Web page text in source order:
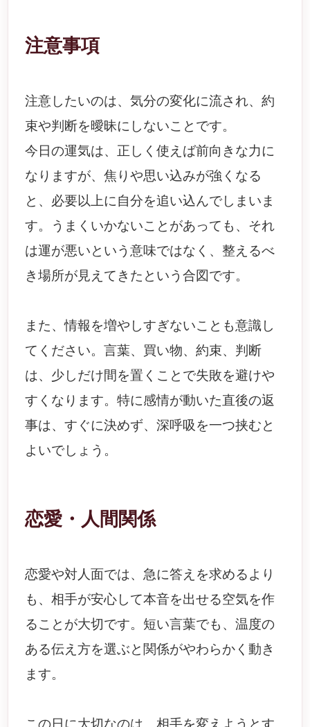
注意事項
注意したいのは、気分の変化に流され、約
束や判断を曖昧にしないことです。
今日の運気は、正しく使えば前向きな力に
なりますが、焦りや思い込みが強くなる
と、必要以上に自分を追い込んでしまいま
す。うまくいかないことがあっても、それ
は運が悪いという意味ではなく、整えるべ
き場所が見えてきたという合図です。
また、情報を増やしすぎないことも意識し
てください。言葉、買い物、約束、判断
は、少しだけ間を置くことで失敗を避けや
すくなります。特に感情が動いた直後の返
事は、すぐに決めず、深呼吸を一つ挟むと
よいでしょう。
恋愛・人間関係
恋愛や対人面では、急に答えを求めるより
も、相手が安心して本音を出せる空気を作
ることが大切です。短い言葉でも、温度の
ある伝え方を選ぶと関係がやわらかく動き
ます。
この日に大切なのは、相手を変えようとす